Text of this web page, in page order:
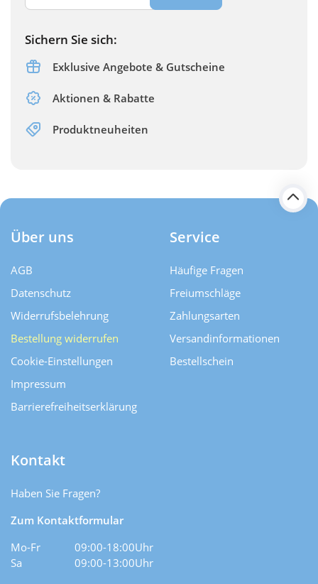
Sichern Sie sich:
Exklusive Angebote & Gutscheine
Aktionen & Rabatte
Produktneuheiten
Über uns
AGB
Datenschutz
Widerrufsbelehrung
Bestellung widerrufen
Cookie-Einstellungen
Impressum
Barrierefreiheitserklärung
Service
Häufige Fragen
Freiumschläge
Zahlungsarten
Versand­informationen
Bestellschein
Kontakt
Haben Sie Fragen?
Zum Kontaktformular
Mo-Fr
09:00-18:00Uhr
Sa
09:00-13:00Uhr